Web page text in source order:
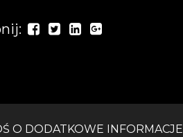
O DODATKOWE INFORMACJE